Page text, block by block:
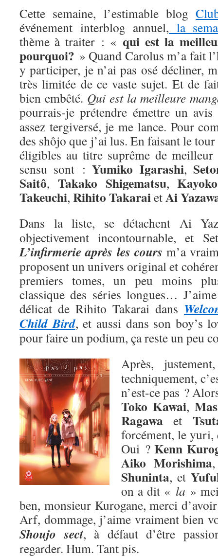
Cette semaine, l’estimable blog
événement interblog annuel, la
thème à traiter : « qui est la
pourquoi? » Quand Carolus m’a fait
y participer, je n’ai pas osé décliner,
très limitée de ce vaste sujet. Et de
bien embêté. Qui est la meilleure
pourrais-je prétendre émettre un
assez tergiversé, je me lance. Pour
des shôjo que j’ai lus. En faisant le tour
éligibles au titre suprême de
sensu sont :Yumiko Igarashi,
Saitô, Takako Shigematsu,Kayoko
Takeuchi, Rihito TakaraietAi
Dans la liste, se détachent Ai
objectivement incontournable, et
L’infirmerie après les cours m’a
proposent un univers original et
premiers tomes, un peu moins
classique des séries longues…
délicat de Rihito Takarai dans
Child Bird, et aussi dans son boy’s
pour faire un podium, ça reste un peu
Après,
techniquement,
n’est-ce pas ?
Toko Kawai,
Ragawa et
forcément, le yuri,
Oui ?Kenn
Aiko Morishima
Shuninta, et
on a dit « la »
ben, monsieur Kurogane, merci
Arf, dommage, j’aime vraiment bien
Shoujo sect, à défaut d’être
regarder. Hum. Tant pis.